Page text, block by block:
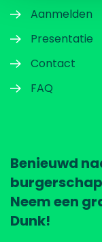
Aanmelden
Presentatie
Contact
FAQ
Benieuwd
Neem een
Dunk!